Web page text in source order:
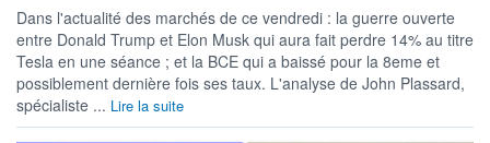
Dans l'actualité des marchés de ce vendredi : la guerre ouverte
entre Donald Trump et Elon Musk qui aura fait perdre 14% au titre
Tesla en une séance ; et la BCE qui a baissé pour la 8eme et
possiblement dernière fois ses taux. L'analyse de John Plassard,
spécialiste ... Lire la suite